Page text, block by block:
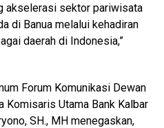
akselerasi sektor pariwisata
di Banua melalui kehadiran
daerah di Indonesia,”
Forum Komunikasi Dewan
Komisaris Utama Bank Kalbar
SH., MH menegaskan,